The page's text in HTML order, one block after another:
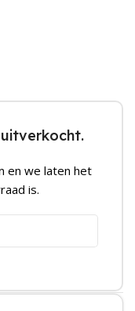
en we laten het
is.